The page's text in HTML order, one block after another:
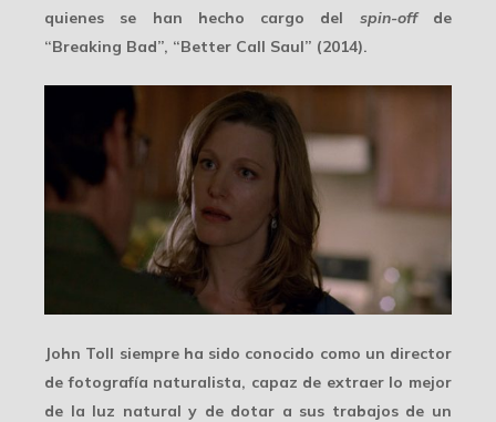
quienes se han hecho cargo del spin-offde
“Breaking Bad”, “Better Call Saul” (2014).
John Toll siempre ha sido conocido como un director
de fotografía naturalista, capaz de extraer lo mejor
de la luz natural y de dotar a sus trabajos de un